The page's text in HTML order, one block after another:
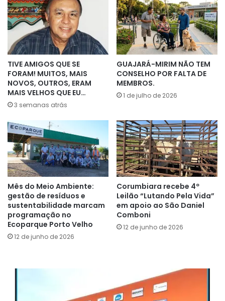
TIVE AMIGOS QUE SE
FORAM! MUITOS, MAIS
NOVOS, OUTROS, ERAM
MAIS VELHOS QUE EU…
3 semanas atrás
GUAJARÁ-MIRIM NÃO TEM
CONSELHO POR FALTA DE
MEMBROS.
1 de julho de 2026
Mês do Meio Ambiente:
gestão de resíduos e
sustentabilidade marcam
programação no
Ecoparque Porto Velho
12 de junho de 2026
Corumbiara recebe 4º
Leilão “Lutando Pela Vida”
em apoio ao São Daniel
Comboni
12 de junho de 2026